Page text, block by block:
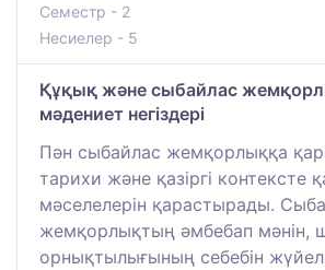
Семестр - 2
Несиелер - 5
Құқық және сыбайлас
мәдениет негіздері
Пән сыбайлас жемқорлыққа
тарихи және қазіргі контексте
мәселелерін қарастырады.
жемқорлықтың әмбебап мәнін,
орнықтылығының себебін